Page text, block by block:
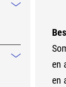
Mindre
Mindre
en
en